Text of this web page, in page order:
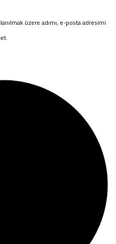
üzere adımı, e-posta adresimi